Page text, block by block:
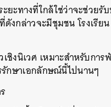
ะทางที่ใกล้ใช่ว่าจะช่วยรั
งกล่าวจะมีชุมชน โรงเรีย
ชิงนิเวศ เหมาะสำหรับกา
รักษาเอกลักษณ์นี้ไปนานๆ